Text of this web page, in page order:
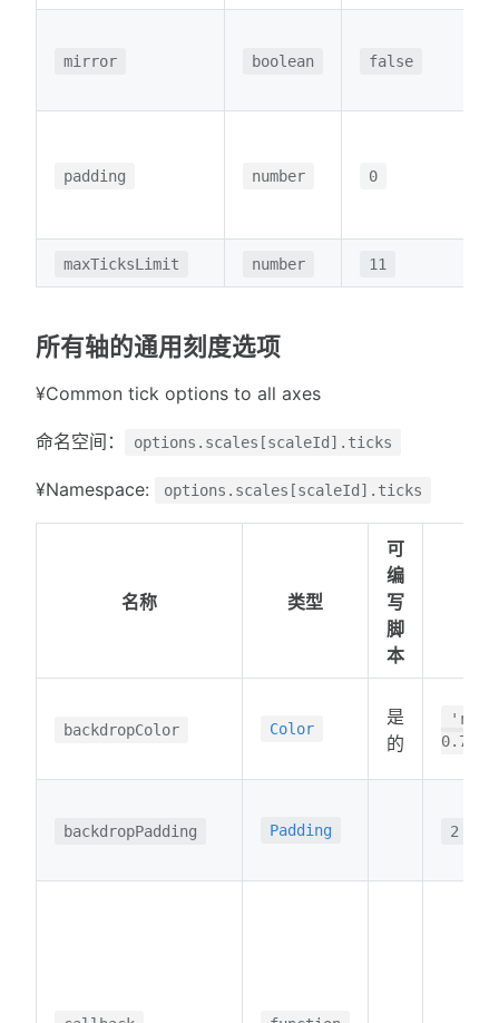
mirror boolean false
padding number 0
maxTicksLimit number 11
所有轴的通用刻度选项
¥Common tick options to all axes
命名空间： options.scales[scaleId].ticks
¥Namespace: options.scales[scaleId].ticks
名称 类型
可
编
写
脚
本
backdropColor Color
是
的
0.75)'
backdropPadding Padding 2